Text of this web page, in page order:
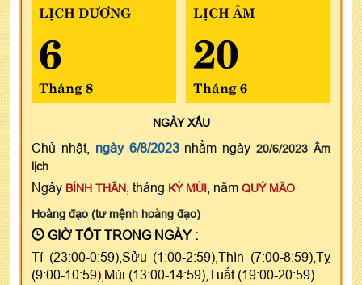
LỊCH DƯƠNG
6
Tháng 8
LỊCH ÂM
20
Tháng 6
NGÀYXẤU
Chủ nhật, ngày 6/8/2023nhằm ngày20/6/2023 Âm
lịch
Ngày BÍNH THÂN , tháng KỶ MÙI , năm QUÝ MÃO
Hoàng đạo (tư mệnh hoàng đạo)
GIỜ TỐT TRONG NGÀY :
Tí (23:00-0:59),Sửu (1:00-2:59),Thìn (7:00-8:59),Tỵ
(9:00-10:59),Mùi (13:00-14:59),Tuất (19:00-20:59)